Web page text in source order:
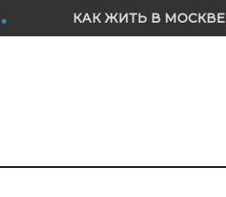
КАК ЖИТЬ В МОСКВЕ